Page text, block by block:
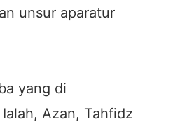
unsur aparatur
yang di
Azan, Tahfidz